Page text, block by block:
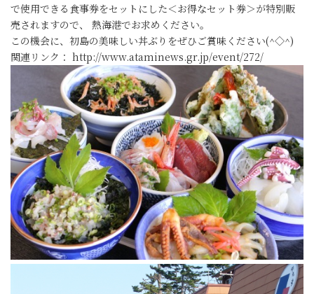
で使用できる食事券をセットにした＜お得なセット券＞が特別販
売されますので、 熱海港でお求めください。
この機会に、初島の美味しい丼ぶりをぜひご賞味ください(^◇^)
関連リンク： http://www.ataminews.gr.jp/event/272/